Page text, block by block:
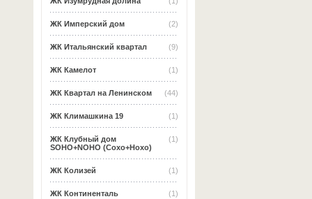
(2)
ЖК Имперский дом
(9)
ЖК Итальянский квартал
(1)
ЖК Камелот
(44)
ЖК Квартал на Ленинском
(1)
ЖК Климашкина 19
(1)
ЖК Клубный дом
SOHO+NOHO (Сохо+Нохо)
(1)
ЖК Колизей
(1)
ЖК Континенталь